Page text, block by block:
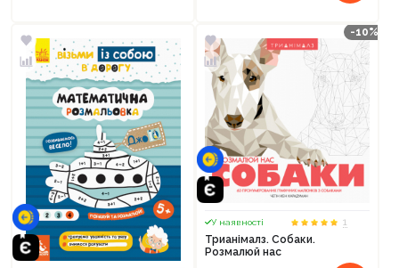
-10%
У наявності
1
Трианімалз. Собаки.
Розмалюй нас